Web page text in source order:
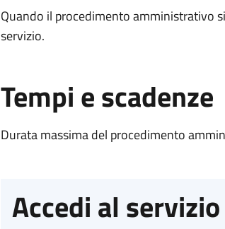
Quando il procedimento amministrativo
servizio.
Tempi e scadenze
Durata massima del procedimento
Accedi al servizio